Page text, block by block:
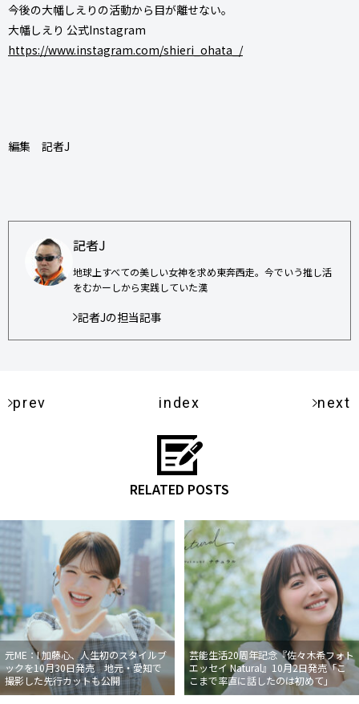
今後の大幡しえりの活動から目が離せない。
大幡しえり 公式Instagram
https://www.instagram.com/shieri_ohata_/
編集 記者J
記者J
地球上すべての美しい女神を求め東奔西走。今でいう推し活
をむかーしから実践していた漢
記者Jの担当記事
prev index next
RELATED POSTS
元ME：I 加藤心、人生初のスタイルブ
ックを10月30日発売 地元・愛知で
撮影した先行カットも公開
芸能生活20周年記念『佐々木希フォト
エッセイ Natural』10月2日発売「こ
こまで率直に話したのは初めて」